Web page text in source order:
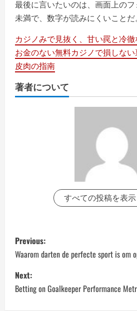
最後に言いたいのは、画面上の
未満で、数字が読みにくいことだ。
カジノみで見抜く、甘い罠と冷
お金のない無料カジノで損しな
皮肉の指南
著者について
すべての投稿を表
P
o
s
t
Previous:
Waarom darten de perfecte sport is om
Next:
Betting on Goalkeeper Performance